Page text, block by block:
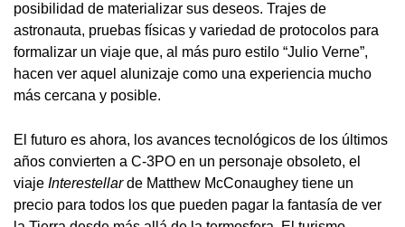
posibilidad de materializar sus deseos. Trajes de
astronauta, pruebas físicas y variedad de protocolos para
formalizar un viaje que, al más puro estilo “Julio Verne”,
hacen ver aquel alunizaje como una experiencia mucho
más cercana y posible.
El futuro es ahora, los avances tecnológicos de los últimos
años convierten a C-3PO en un personaje obsoleto, el
viaje Interestellarde Matthew McConaughey tiene un
precio para todos los que pueden pagar la fantasía de ver